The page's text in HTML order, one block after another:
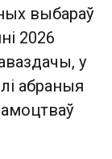
выбараў
2026
у
абраныя